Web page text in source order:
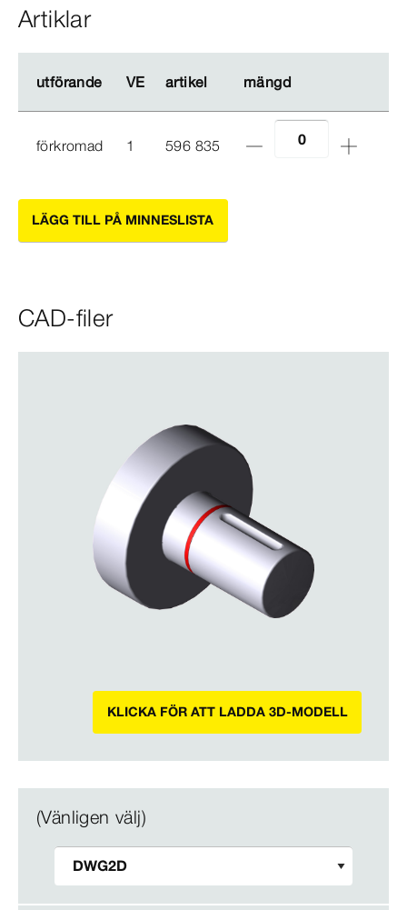
Artiklar
utförande VE artikel mängd
utförande VE artikel mängd
förkromad 1 596 835
LÄGG TILL PÅ MINNESLISTA
CAD-filer
KLICKA FÖR ATT LADDA 3D-MODELL
(Vänligen välj)